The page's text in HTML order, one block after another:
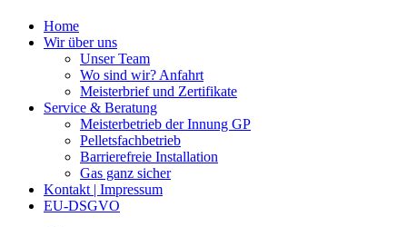
Home
Wir über uns
Unser Team
Wo sind wir? Anfahrt
Meisterbrief und Zertifikate
Service & Beratung
Meisterbetrieb der Innung GP
Pelletsfachbetrieb
Barrierefreie Installation
Gas ganz sicher
Kontakt | Impressum
EU-DSGVO